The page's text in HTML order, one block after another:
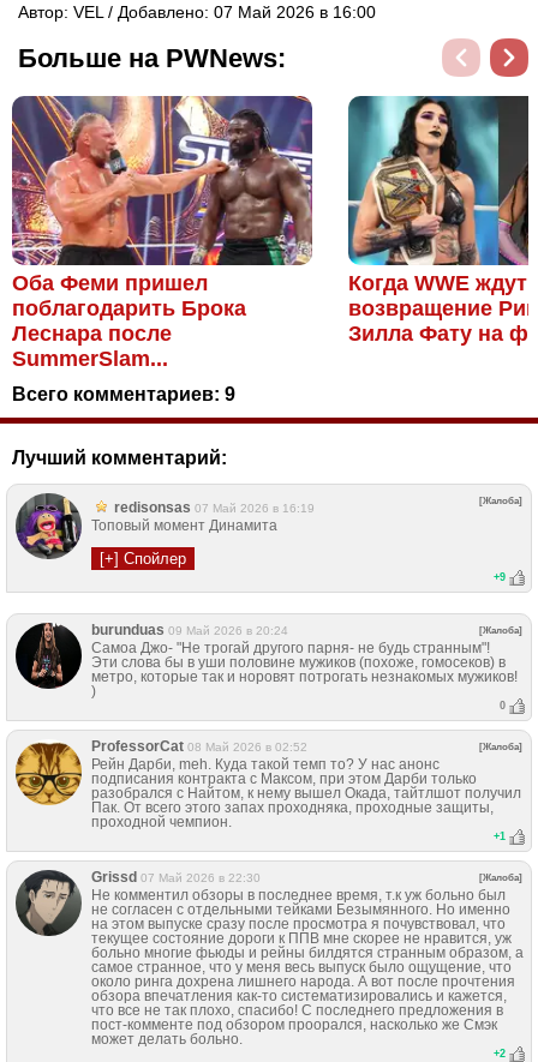
Автор: VЕL / Добавлено: 07 Май 2026 в 16:00
Больше на PWNews:
Оба Феми пришел
поблагодарить Брока
Леснара после
SummerSlam...
Когда WWE ждут
возвращение
Зилла Фату на
Всего комментариев: 9
Лучший комментарий:
redisonsas 07 Май 2026 в 16:19
[Жалоба]
Топовый момент Динамита
+9
burunduas 09 Май 2026 в 20:24 [Жалоба]
Самоа Джо- "Не трогай другого парня- не будь странным"!
Эти слова бы в уши половине мужиков (похоже, гомосеков) в
метро, которые так и норовят потрогать незнакомых мужиков!
)
0
ProfessorCat 08 Май 2026 в 02:52 [Жалоба]
Рейн Дарби, meh. Куда такой темп то? У нас анонс
подписания контракта с Максом, при этом Дарби только
разобрался с Найтом, к нему вышел Окада, тайтлшот получил
Пак. От всего этого запах проходняка, проходные защиты,
проходной чемпион.
+1
Grissd 07 Май 2026 в 22:30 [Жалоба]
Не комментил обзоры в последнее время, т.к уж больно был
не согласен с отдельными тейками Безымянного. Но именно
на этом выпуске сразу после просмотра я почувствовал, что
текущее состояние дороги к ППВ мне скорее не нравится, уж
больно многие фьюды и рейны билдятся странным образом, а
самое странное, что у меня весь выпуск было ощущение, что
около ринга дохрена лишнего народа. А вот после прочтения
обзора впечатления как-то систематизировались и кажется,
что все не так плохо, спасибо! С последнего предложения в
пост-комменте под обзором проорался, насколько же Смэк
может делать больно.
+2